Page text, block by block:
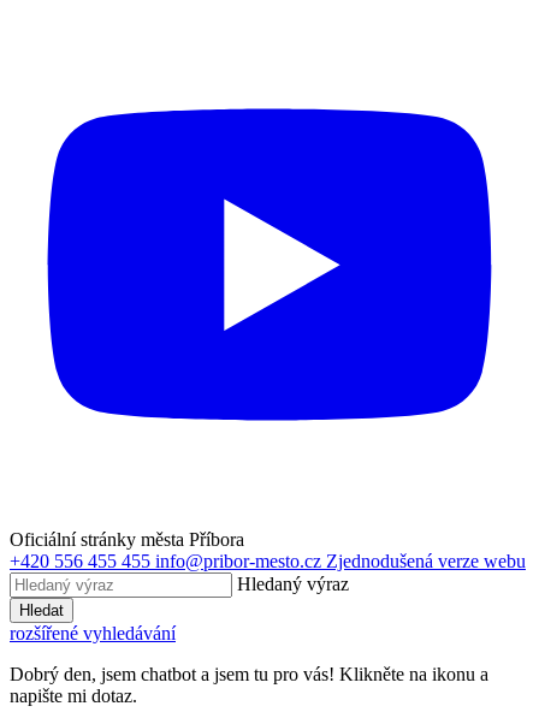
Oficiální stránky města Příbora
+420 556 455 455 info@pribor-mesto.cz Zjednodušená verze webu
Hledaný výraz
Hledat
rozšířené vyhledávání
Dobrý den, jsem chatbot a jsem tu pro vás! Klikněte na ikonu a
napište mi dotaz.